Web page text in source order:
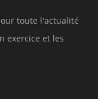
toute l'actualité
exercice et les